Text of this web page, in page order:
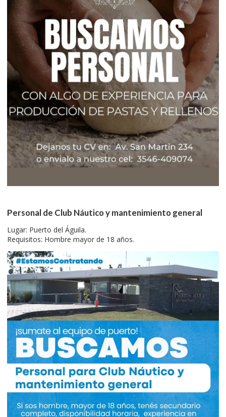
Personal de Club Náutico y mantenimiento general
Lugar: Puerto del Águila.
Requisitos: Hombre mayor de 18 años.